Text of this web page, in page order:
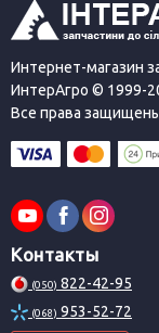
Интернет-магазин
ИнтерАгро © 1999-
Все права
Контакты
(050) 822-42-95
(068) 953-52-72